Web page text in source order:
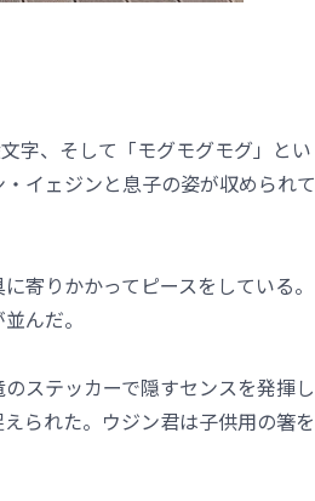
字、そして「モグモグモグ」とい
イェジンと息子の姿が収められて
寄りかかってピースをしている。
んだ。
ステッカーで隠すセンスを発揮し
られた。ウジン君は子供用の箸を